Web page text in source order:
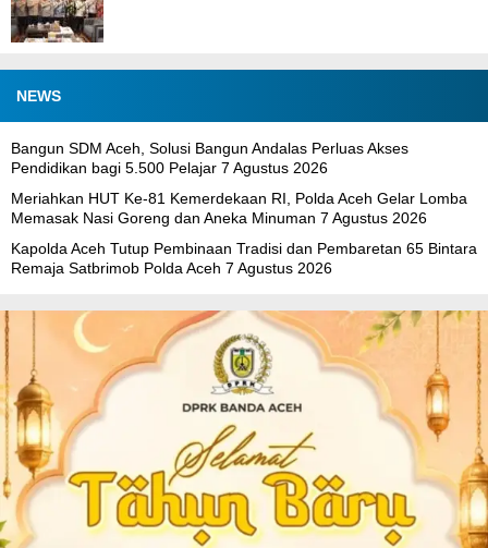
NEWS
Bangun SDM Aceh, Solusi Bangun Andalas Perluas Akses
Pendidikan bagi 5.500 Pelajar 7 Agustus 2026
Meriahkan HUT Ke-81 Kemerdekaan RI, Polda Aceh Gelar Lomba
Memasak Nasi Goreng dan Aneka Minuman 7 Agustus 2026
Kapolda Aceh Tutup Pembinaan Tradisi dan Pembaretan 65 Bintara
Remaja Satbrimob Polda Aceh 7 Agustus 2026